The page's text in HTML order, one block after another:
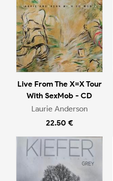
Live From The X=X Tour
With SexMob - CD
Laurie Anderson
22.50 €